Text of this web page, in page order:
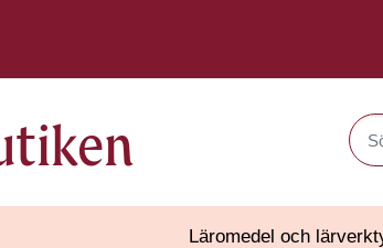
Läromedel och